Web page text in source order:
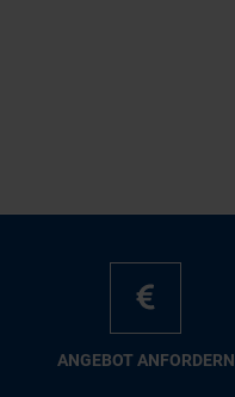
AN­GE­BOT AN­FOR­DERN